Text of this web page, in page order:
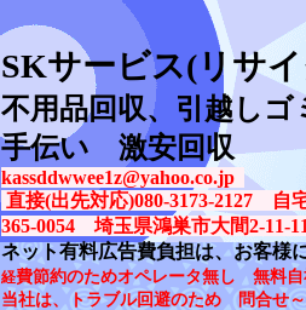
SKサービス(リサ
不用品回収、引越しゴ
手伝い 激安回収
kassddwwee1z@yahoo.co.jp
直接(出先対応)080-3173-2127 自
365-0054 埼玉県鴻巣市大間2-11-
ネット有料広告費負担は、お客
経費節約のためオペレータ無し 無料
当社は、トラブル回避のため 問合せ